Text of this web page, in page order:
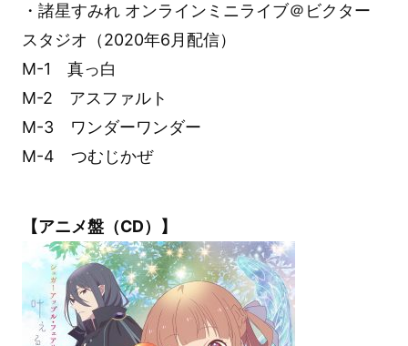
・諸星すみれ オンラインミニライブ＠ビクター
スタジオ（2020年6月配信）
M-1 真っ白
M-2 アスファルト
M-3 ワンダーワンダー
M-4 つむじかぜ
【アニメ盤（CD）】